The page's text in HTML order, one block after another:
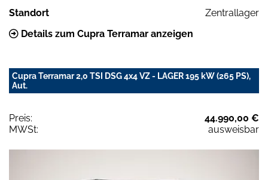
Standort
Zentrallager
Details zum Cupra Terramar anzeigen
Cupra Terramar 2,0 TSI DSG 4x4 VZ - LAGER 195 kW (265 PS),
Aut.
Preis:
44.990,00 €
MWSt:
ausweisbar